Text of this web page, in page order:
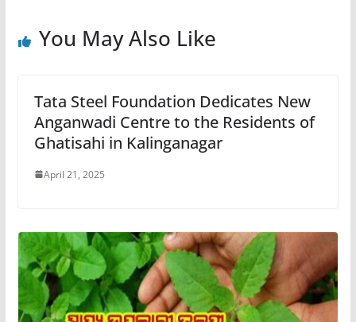
You May Also Like
Tata Steel Foundation Dedicates New
Anganwadi Centre to the Residents of
Ghatisahi in Kalinganagar
April 21, 2025